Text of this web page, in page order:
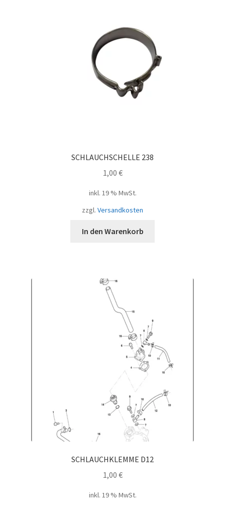
SCHLAUCHSCHELLE 238
1,00 €
inkl. 19 % MwSt.
zzgl. Versandkosten
In den Warenkorb
SCHLAUCHKLEMME D12
1,00 €
inkl. 19 % MwSt.